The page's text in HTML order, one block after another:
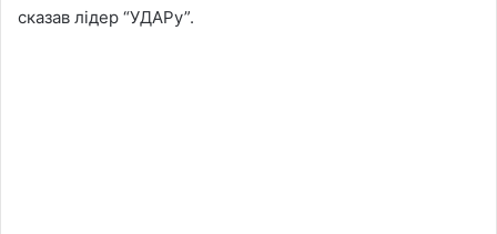
сказав лідер “УДАРу”.